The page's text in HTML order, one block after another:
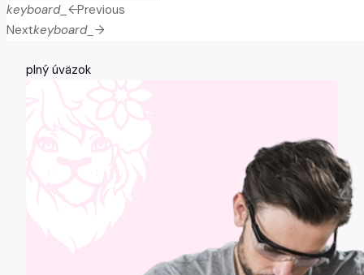
keyboard_arrow_leftPrevious
Nextkeyboard_arrow_right
plný úväzok